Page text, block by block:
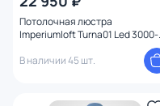
Потолочная люстра
Imperiumloft Turna01 Led 3000-
холодный) 15W 178338-26
В наличии 45 шт.